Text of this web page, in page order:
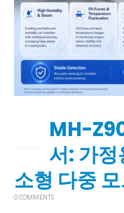
MH-
서: 가
소형 다중
0 COMMENTS